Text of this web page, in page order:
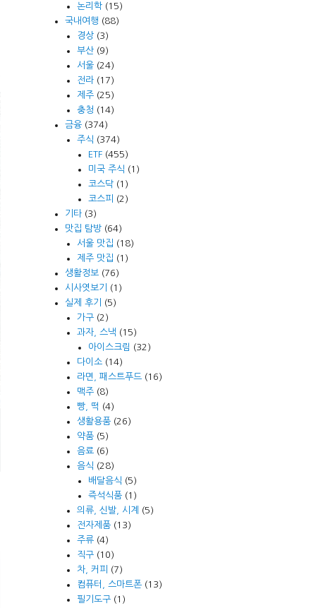
논리학(15)
국내여행 (88)
경상(3)
부산(9)
서울(24)
전라(17)
제주(25)
충청 (14)
금융 (374)
주식 (374)
ETF(455)
미국 주식 (1)
코스닥(1)
코스피
(2)
기타 (3)
맛집 탐방 (64)
서울 맛집 (18)
제주 맛집 (1)
생활정보 (76)
시사엿보기
(1)
실제 후기
(5)
가구(2)
과자, 스낵 (15)
아이스크림 (32)
다이소(14)
라면, 패스트푸드(16)
맥주(8)
빵, 떡 (4)
생활용품(26)
약품(5)
음료(6)
음식 (28)
배달음식 (5)
즉석식품(1)
의류, 신발, 시계
(5)
전자제품(13)
주류(4)
직구(10)
차, 커피
(7)
컴퓨터, 스마트폰(13)
필기도구(1)